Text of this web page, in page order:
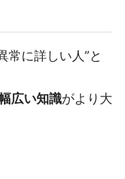
常に詳しい人”と
広い知識がより大